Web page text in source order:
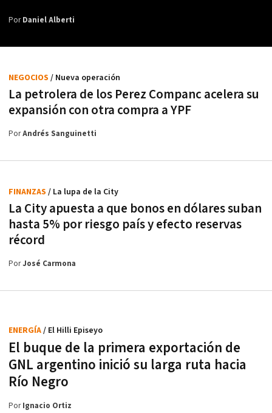
PorDaniel Alberti
La petrolera de los Perez Companc acelera su
expansión con otra compra a YPF
NEGOCIOS / Nueva operación
PorAndrés Sanguinetti
La City apuesta a que bonos en dólares suban
hasta 5% por riesgo país y efecto reservas
récord
FINANZAS / La lupa de la City
PorJosé Carmona
El buque de la primera exportación de
GNL argentino inició su larga ruta hacia
Río Negro
ENERGÍA/ El Hilli Episeyo
PorIgnacio Ortiz